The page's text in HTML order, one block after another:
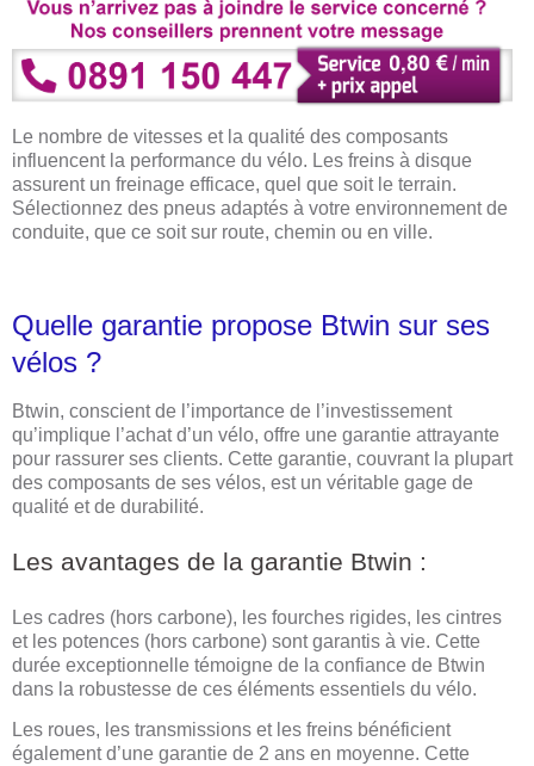
Le nombre de vitesses et la qualité des composants
influencent la performance du vélo. Les freins à disque
assurent un freinage efficace, quel que soit le terrain.
Sélectionnez des pneus adaptés à votre environnement de
conduite, que ce soit sur route, chemin ou en ville.
Quelle garantie propose Btwin sur ses
vélos ?
Btwin, conscient de l’importance de l’investissement
qu’implique l’achat d’un vélo, offre une garantie attrayante
pour rassurer ses clients. Cette garantie, couvrant la plupart
des composants de ses vélos, est un véritable gage de
qualité et de durabilité.
Les avantages de la garantie Btwin :
Les cadres (hors carbone), les fourches rigides, les cintres
et les potences (hors carbone) sont garantis à vie. Cette
durée exceptionnelle témoigne de la confiance de Btwin
dans la robustesse de ces éléments essentiels du vélo.
Les roues, les transmissions et les freins bénéficient
également d’une garantie de 2 ans en moyenne. Cette